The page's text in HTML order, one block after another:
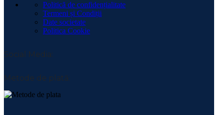
Politică de confidențialitate
Termeni și Condiții
Date societate
Politica Cookie
Social Media:
Metode de plată: